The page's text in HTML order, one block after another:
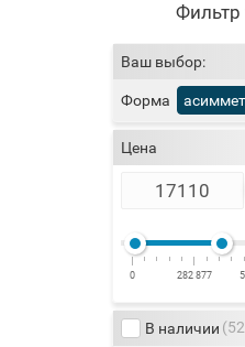
Фильтр
Ваш выбор:
Форма
Цена
0 282 877
В наличии